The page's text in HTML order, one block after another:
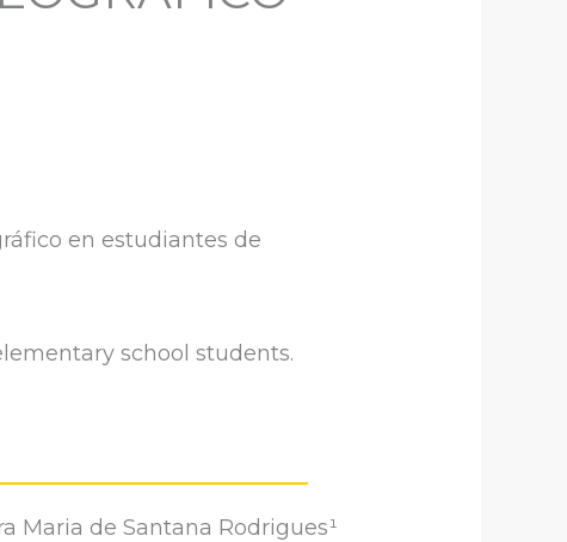
en estudiantes de
school students.
Maria de Santana Rodrigues¹